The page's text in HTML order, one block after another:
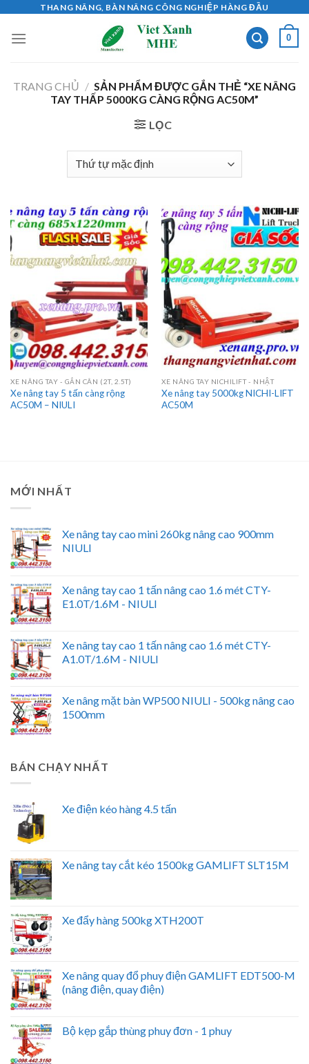
content
THANG NÂNG, BÀN NÂNG CÔNG NGHIỆP HÀNG ĐẦU
0
TRANG CHỦ / SẢN PHẨM ĐƯỢC GẮN THẺ “XE NÂNG
TAY THẤP 5000KG CÀNG RỘNG AC50M”
LỌC
XE NÂNG TAY - GẮN CÂN (2T, 2.5T)
Xe nâng tay 5 tấn càng rộng
AC50M – NIULI
XE NÂNG TAY NICHILIFT - NHẬT
Xe nâng tay 5000kg NICHI-LIFT
AC50M
MỚI NHẤT
Xe nâng tay cao mini 260kg nâng cao 900mm
NIULI
Xe nâng tay cao 1 tấn nâng cao 1.6 mét CTY-
E1.0T/1.6M - NIULI
Xe nâng tay cao 1 tấn nâng cao 1.6 mét CTY-
A1.0T/1.6M - NIULI
Xe nâng mặt bàn WP500 NIULI - 500kg nâng cao
1500mm
BÁN CHẠY NHẤT
Xe điện kéo hàng 4.5 tấn
Xe nâng tay cắt kéo 1500kg GAMLIFT SLT15M
Xe đẩy hàng 500kg XTH200T
Xe nâng quay đổ phuy điện GAMLIFT EDT500-M
(nâng điện, quay điện)
Bộ kẹp gắp thùng phuy đơn - 1 phuy